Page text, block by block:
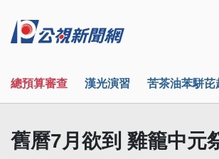
總預算審查 漢光演習 苦茶油苯駢芘
舊曆7月欲到 雞籠中元